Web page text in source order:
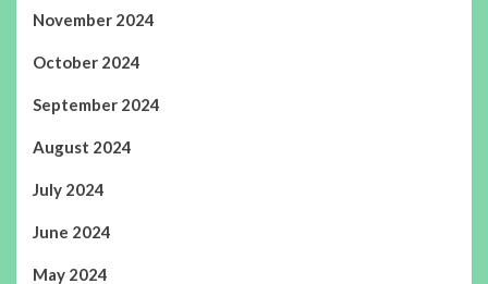
November 2024
October 2024
September 2024
August 2024
July 2024
June 2024
May 2024